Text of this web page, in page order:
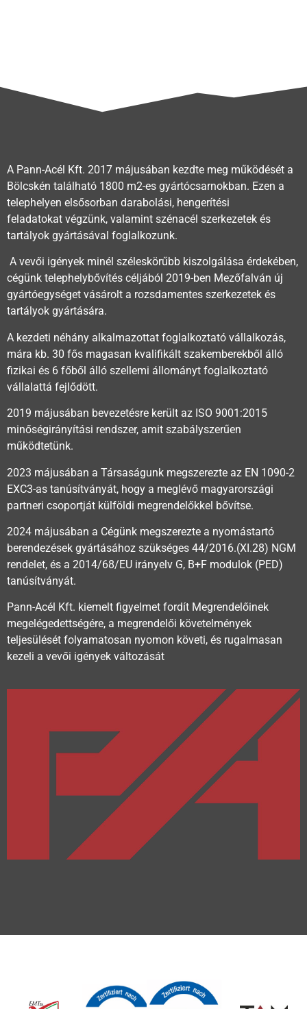
A Pann-Acél Kft. 2017 májusában kezdte meg működését a
Bölcskén található 1800 m2-es gyártócsarnokban. Ezen a
telephelyen elsősorban darabolási, hengerítési
feladatokat végzünk, valamint szénacél szerkezetek és
tartályok gyártásával foglalkozunk.
A vevői igények minél széleskörűbb kiszolgálása érdekében,
cégünk telephelybővítés céljából 2019-ben Mezőfalván új
gyártóegységet vásárolt a rozsdamentes szerkezetek és
tartályok gyártására.
A kezdeti néhány alkalmazottat foglalkoztató vállalkozás,
mára kb. 30 fős magasan kvalifikált szakemberekből álló
fizikai és 6 főből álló szellemi állományt foglalkoztató
vállalattá fejlődött.
2019 májusában bevezetésre került az ISO 9001:2015
minőségirányítási rendszer, amit szabályszerűen
működtetünk.
2023 májusában a Társaságunk megszerezte az EN 1090-2
EXC3-as tanúsítványát, hogy a meglévő magyarországi
partneri csoportját külföldi megrendelőkkel bővítse.
2024 májusában a Cégünk megszerezte a nyomástartó
berendezések gyártásához szükséges 44/2016.(XI.28) NGM
rendelet, és a 2014/68/EU irányelv G, B+F modulok (PED)
tanúsítványát.
Pann-Acél Kft. kiemelt figyelmet fordít Megrendelőinek
megelégedettségére, a megrendelői követelmények
teljesülését folyamatosan nyomon követi, és rugalmasan
kezeli a vevői igények változását